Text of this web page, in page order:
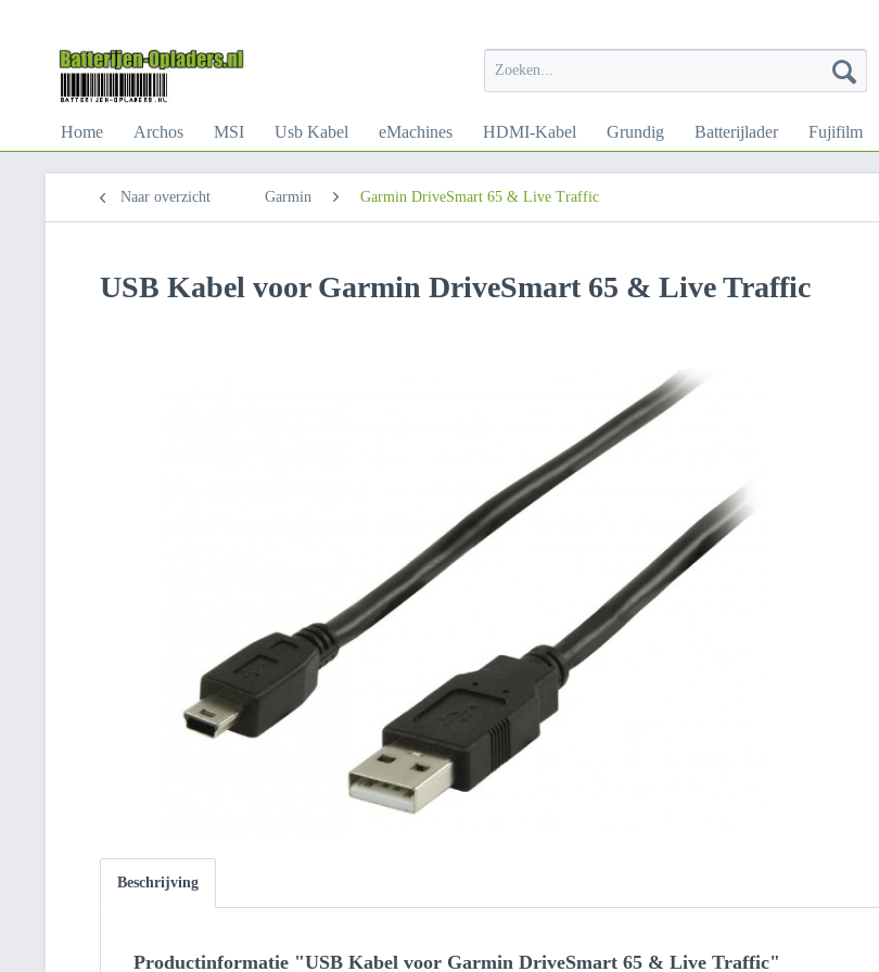
Home Archos MSI Usb Kabel eMachines HDMI-Kabel Grundig Batterijlader Fujifilm
Naar overzicht Garmin Garmin DriveSmart 65 & Live Traffic
USB Kabel voor Garmin DriveSmart 65 & Live Traffic
Beschrijving
Productinformatie "USB Kabel voor Garmin DriveSmart 65 & Live Traffic"